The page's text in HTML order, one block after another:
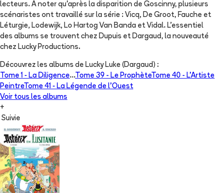
lecteurs. A noter qu'après la disparition de Goscinny, plusieurs
scénaristes ont travaillé sur la série : Vicq, De Groot, Fauche et
Léturgie, Lodewijk, Lo Hartog Van Banda et Vidal. L'essentiel
des albums se trouvent chez Dupuis et Dargaud, la nouveauté
chez Lucky Productions.
Découvrez les albums de Lucky Luke (Dargaud) :
Tome 1 - La Diligence...Tome 39 - Le ProphèteTome 40 - L'Artiste
PeintreTome 41 - La Légende de l'Ouest
Voir tous les albums
+
Suivie